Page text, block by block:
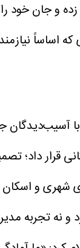
و جان خود
اساساً
مرتبط با
قرار
شهری و
و نه تجربه